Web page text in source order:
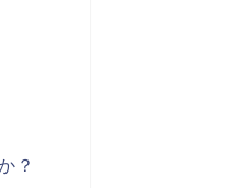
？